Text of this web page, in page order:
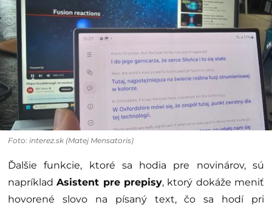
Foto: interez.sk (Matej Mensatoris)
Ďalšie funkcie, ktoré sa hodia pre novinárov, sú
napríkladAsistent pre prepisy, ktorý dokáže meniť
hovorené slovo na písaný text, čo sa hodí pri